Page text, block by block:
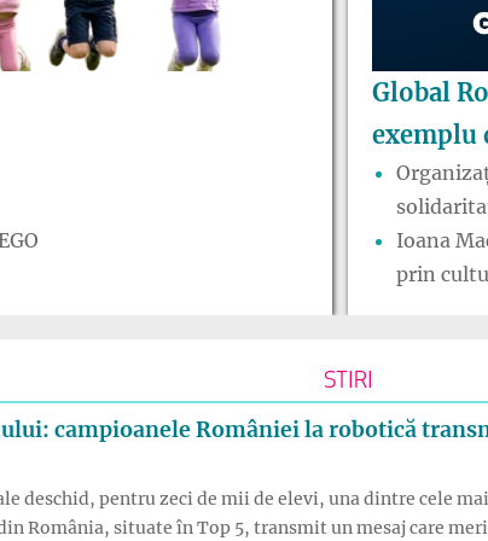
Global
exemplu
Ioana
prin
STIRI
campioanele României la robotică
deschid, pentru zeci de mii de elevi, una dintre cele
România, situate în Top 5, transmit un mesaj care